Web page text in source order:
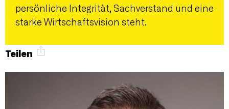
persönliche Integrität, Sachverstand und eine
starke Wirtschaftsvision steht.
Teilen